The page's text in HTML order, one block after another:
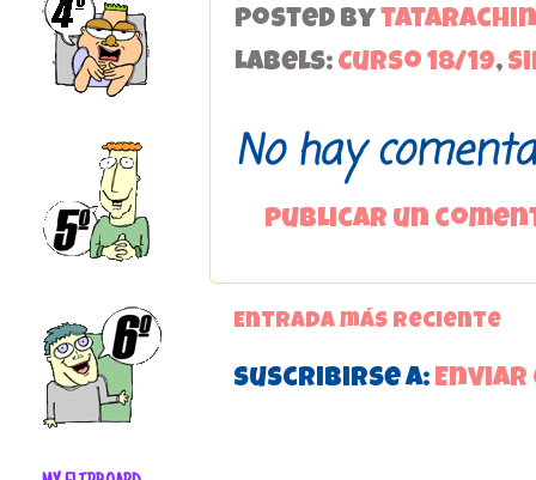
Posted by tatarachin
Labels: Curso 18/19,
No hay
Publicar un
Entrada más reciente
Suscribirse a: Enviar